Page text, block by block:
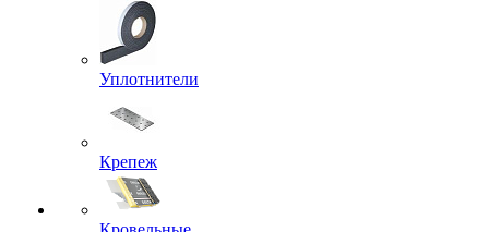
Уплотнители
Крепеж